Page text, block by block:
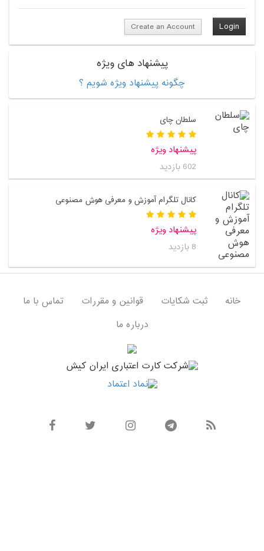
Create an Account
پیشنهاد های ویژه
چگونه پیشنهاد ویژه شویم ؟
سلطان چای
پیشنهاد ویژه
602 بازدید
کانال تلگرام آموزش و معرفی هوش مصنوعی
پیشنهاد ویژه
8 بازدید
خانه ثبت شکایات قوانین و مقررات
تماس با ما
درباره ما